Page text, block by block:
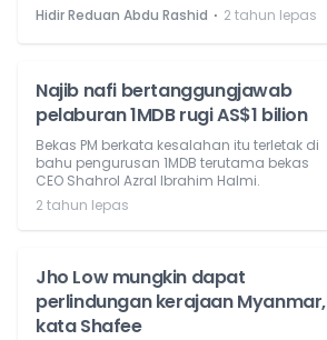
Hidir Reduan Abdu Rashid ⋅ 2 tahun lepas
Najib nafi bertanggungjawab
pelaburan 1MDB rugi AS$1 bilion
Bekas PM berkata kesalahan itu terletak di
bahu pengurusan 1MDB terutama bekas
CEO Shahrol Azral Ibrahim Halmi.
2 tahun lepas
Jho Low mungkin dapat
perlindungan kerajaan Myanmar,
kata Shafee